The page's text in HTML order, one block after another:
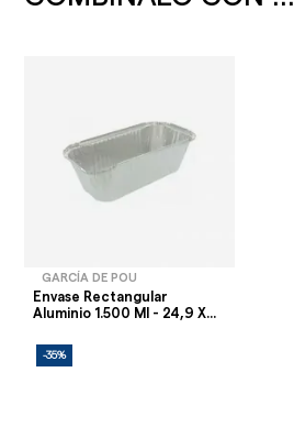
GARCÍA DE POU
Envase Rectangular
Aluminio 1.500 Ml - 24,9 X...
-35%